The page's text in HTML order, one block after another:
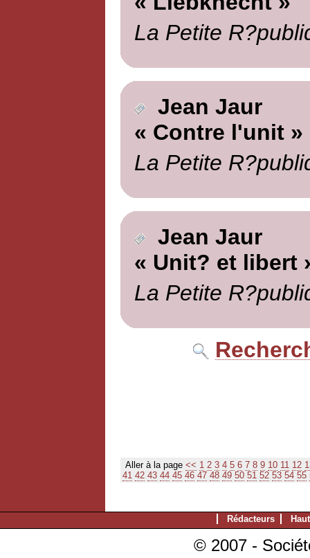
La Petite
Jean Jaur
« Contre l'unit »
La Petite
Jean Jaur
« Unit? et libert
La Petite
Aller à la page << 1 2 3 4 5 6 7 8 9 10 11 12
41 42 43 44 45 46 47 48 49 50 51 52 53 54 55
Rédacteurs
© 2007 -